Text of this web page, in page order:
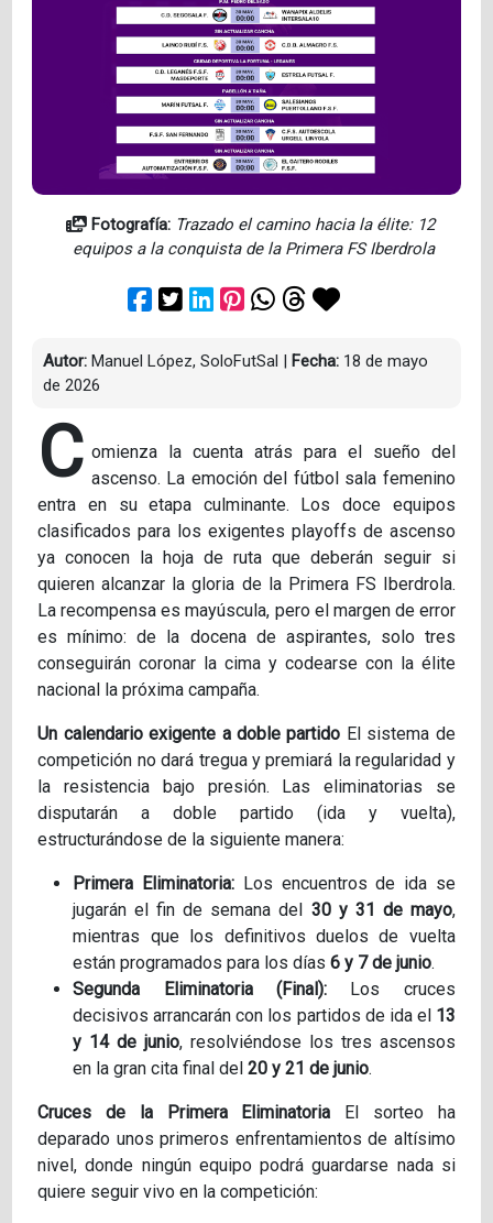
Fotografía: Trazado el camino hacia la élite: 12
equipos a la conquista de la Primera FS Iberdrola
Autor: Manuel López, SoloFutSal | Fecha: 18 de mayo
de 2026
C omienza la cuenta atrás para el sueño del
ascenso. La emoción del fútbol sala femenino
entra en su etapa culminante. Los doce equipos
clasificados para los exigentes playoffs de ascenso
ya conocen la hoja de ruta que deberán seguir si
quieren alcanzar la gloria de la Primera FS Iberdrola.
La recompensa es mayúscula, pero el margen de error
es mínimo: de la docena de aspirantes, solo tres
conseguirán coronar la cima y codearse con la élite
nacional la próxima campaña.
Un calendario exigente a doble partido El sistema de
competición no dará tregua y premiará la regularidad y
la resistencia bajo presión. Las eliminatorias se
disputarán a doble partido (ida y vuelta),
estructurándose de la siguiente manera:
Primera Eliminatoria:Los encuentros de ida se
jugarán el fin de semana del 30 y 31 de mayo,
mientras que los definitivos duelos de vuelta
están programados para los días6 y 7 de junio.
Segunda Eliminatoria (Final): Los cruces
decisivos arrancarán con los partidos de ida el 13
y 14 de junio, resolviéndose los tres ascensos
en la gran cita final del20 y 21 de junio.
Cruces de la Primera Eliminatoria El sorteo ha
deparado unos primeros enfrentamientos de altísimo
nivel, donde ningún equipo podrá guardarse nada si
quiere seguir vivo en la competición: